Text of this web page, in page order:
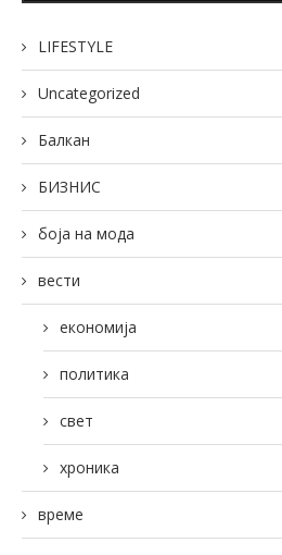
LIFESTYLE
Uncategorized
Балкан
БИЗНИС
боја на мода
вести
економија
политика
свет
хроника
време